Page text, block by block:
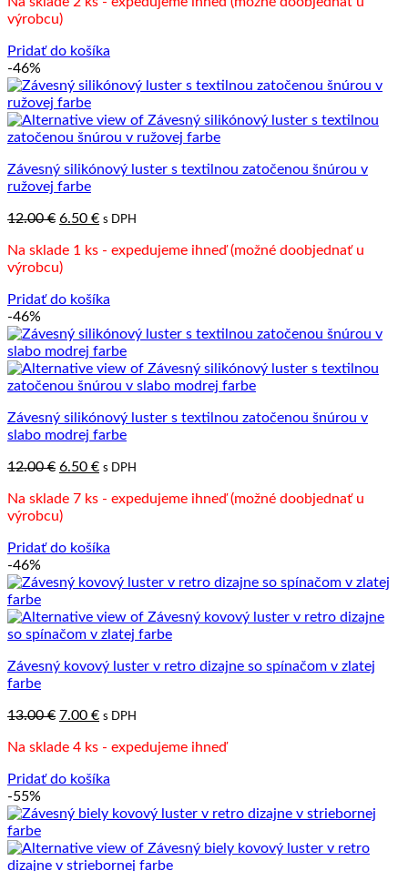
bola:
12.00 €.
je:
výrobcu)
Pridať do košíka
-46%
Závesný silikónový luster s textilnou zatočenou šnúrou v
ružovej farbe
12.00€ Pôvodná
bola:
12.00 €.
6.50 €Aktuálna
je:
s DPH
Na sklade 1 ks - expedujeme ihneď (možné doobjednať u
výrobcu)
Pridať do košíka
-46%
Závesný silikónový luster s textilnou zatočenou šnúrou v
slabo modrej farbe
12.00€ Pôvodná
bola:
12.00 €.
6.50 €Aktuálna
je:
s DPH
Na sklade 7 ks - expedujeme ihneď (možné doobjednať u
výrobcu)
Pridať do košíka
-46%
Závesný kovový luster v retro dizajne so spínačom v zlatej
farbe
13.00€ Pôvodná
bola:
7.00 €Aktuálna
je:
s DPH
Na sklade 4 ks - expedujeme ihneď
Pridať do košíka
-55%